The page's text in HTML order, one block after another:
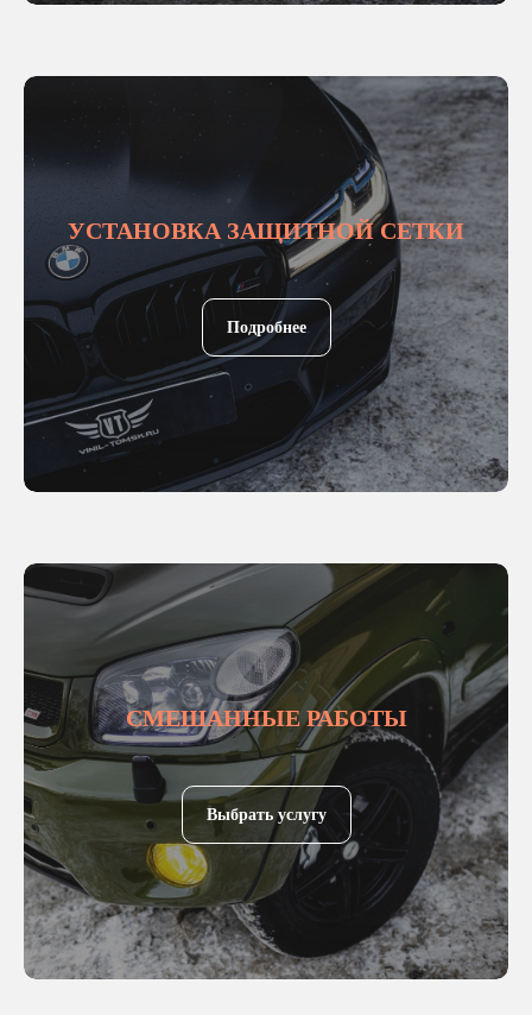
УСТАНОВКА ЗАЩИТНОЙ СЕТКИ
Подробнее
СМЕШАННЫЕ РАБОТЫ
Выбрать услугу